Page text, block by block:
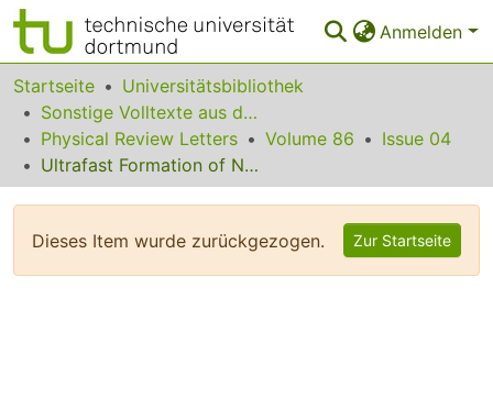
Anmelden
Bereiche & Sammlungen
Das gesamte Repositorium
Statistiken
Startseite
Universitätsbibliothek
Sonstige Volltexte aus dem Bibliotheksangebot
Physical Review Letters
Volume 86
Issue 04
Ultrafast Formation of Nonemissive Species via Intermolecular Interaction in Single Crystals of Conjugated Molecules
Dieses Item wurde zurückgezogen. Zur Startseite